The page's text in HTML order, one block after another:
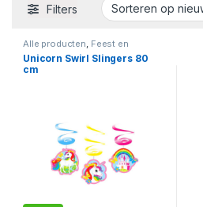
Filters
Alle producten, Feest en
Verjaardag, Unicorn
Unicorn Swirl Slingers 80
cm